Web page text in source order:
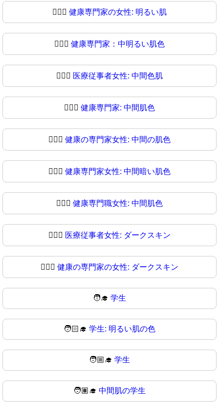
👩🏻‍⚕ 健康専門家の女性: 明るい肌
👩🏼‍⚕️ 健康専門家：中明るい肌色
👩🏼‍⚕ 医療従事者女性: 中間色肌
👩🏽‍⚕️ 健康専門家: 中間肌色
👩🏽‍⚕ 健康の専門家女性: 中間の肌色
👩🏾‍⚕️ 健康専門家女性: 中間暗い肌色
👩🏾‍⚕ 健康専門職女性: 中間肌色
👩🏿‍⚕️ 医療従事者女性: ダークスキン
👩🏿‍⚕ 健康の専門家の女性: ダークスキン
🧑‍🎓 学生
🧑🏻‍🎓 学生: 明るい肌の色
🧑🏼‍🎓 学生
🧑🏽‍🎓 中間肌の学生